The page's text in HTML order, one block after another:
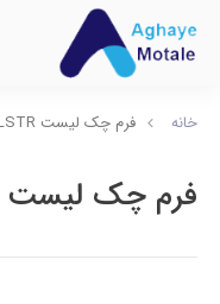
خانه فرم چک لیست LSTR
فرم چک لیست LSTR